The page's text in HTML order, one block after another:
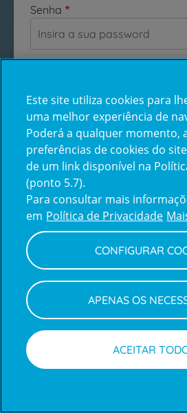
Senha
Esqueceu-se da sua
Inicie sessão
Centro de Apoio ao Cliente | Política
Este site utiliza cookies para
uma melhor experiência de
Poderá a qualquer momento,
preferências de cookies do
de um link disponível na
(ponto 5.7).
Para consultar mais
em Política de Privacidade
CONFIGURAR
APENAS OS
ACEITAR